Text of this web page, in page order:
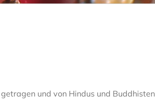
und von Hindus und